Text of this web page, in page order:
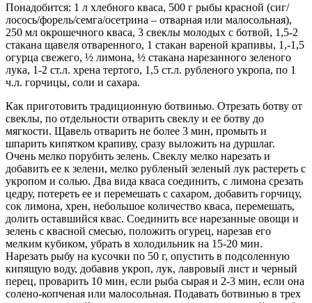
Понадобится: 1 л хлебного кваса, 500 г рыбы красной (сиг/
лосось/форель/семга/осетрина – отварная или малосольная),
250 мл окрошечного кваса, 3 свеклы молодых с ботвой, 1,5-2
стакана щавеля отваренного, 1 стакан вареной крапивы, 1,-1,5
огурца свежего, ½ лимона, ½ стакана нарезанного зеленого
лука, 1-2 ст.л. хрена тертого, 1,5 ст.л. рубленого укропа, по 1
ч.л. горчицы, соли и сахара.
Как приготовить традиционную ботвинью. Отрезать ботву от
свеклы, по отдельности отварить свеклу и ее ботву до
мягкости. Щавель отварить не более 3 мин, промыть и
шпарить кипятком крапиву, сразу выложить на дуршлаг.
Очень мелко порубить зелень. Свеклу мелко нарезать и
добавить ее к зелени, мелко рубленый зеленый лук растереть с
укропом и солью. Два вида кваса соединить, с лимона срезать
цедру, потереть ее и перемешать с сахаром, добавить горчицу,
сок лимона, хрен, небольшое количество кваса, перемешать,
долить оставшийся квас. Соединить все нарезанные овощи и
зелень с квасной смесью, положить огурец, нарезав его
мелким кубиком, убрать в холодильник на 15-20 мин.
Нарезать рыбу на кусочки по 50 г, опустить в подсоленную
кипящую воду, добавив укроп, лук, лавровый лист и черный
перец, проварить 10 мин, если рыба сырая и 2-3 мин, если она
солено-копченая или малосольная. Подавать ботвинью в трех